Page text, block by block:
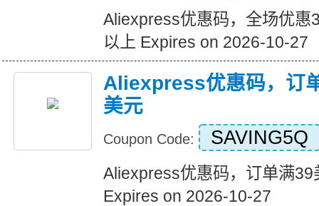
Aliexpress优惠码，全场优惠
以上 Expires on 2026-10-27
Aliexpress优惠码，订
美元
Coupon Code: SAVING5Q
Aliexpress优惠码，订单满39
Expires on 2026-10-27